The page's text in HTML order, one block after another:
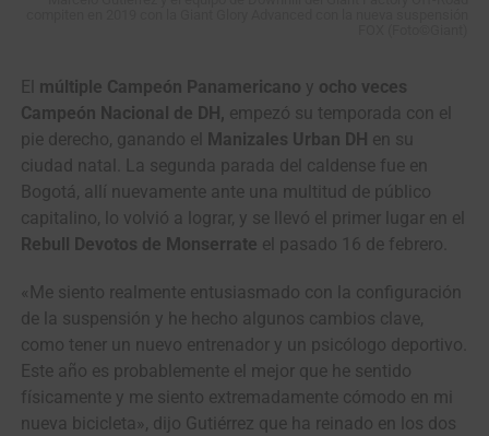
El múltiple Campeón Panamericano y ocho veces
Campeón Nacional de DH, empezó su temporada con el
pie derecho, ganando el
Manizales Urban DH en su
ciudad natal. La segunda parada del caldense fue en
Bogotá, allí nuevamente ante una multitud de público
capitalino, lo volvió a lograr, y se llevó el primer lugar en el
Rebull Devotos de Monserrate el pasado 16 de febrero.
«Me siento realmente entusiasmado con la configuración
de la suspensión y he hecho algunos cambios clave,
como tener un nuevo entrenador y un psicólogo deportivo.
Este año es probablemente el mejor que he sentido
físicamente y me siento extremadamente cómodo en mi
nueva bicicleta», dijo Gutiérrez que ha reinado en los dos